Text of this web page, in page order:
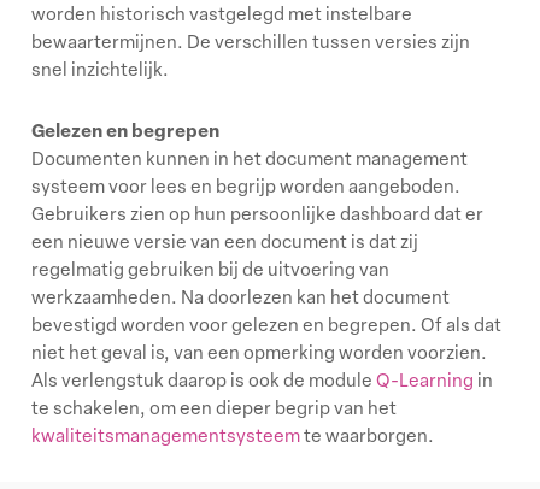
worden historisch vastgelegd met instelbare
bewaartermijnen. De verschillen tussen versies zijn
snel inzichtelijk.
Gelezen en begrepen
Documenten kunnen in het document management
systeem voor lees en begrijp worden aangeboden.
Gebruikers zien op hun persoonlijke dashboard dat er
een nieuwe versie van een document is dat zij
regelmatig gebruiken bij de uitvoering van
werkzaamheden. Na doorlezen kan het document
bevestigd worden voor gelezen en begrepen. Of als dat
niet het geval is, van een opmerking worden voorzien.
Als verlengstuk daarop is ook de module Q-Learning in
te schakelen, om een dieper begrip van het
kwaliteitsmanagementsysteemte waarborgen.